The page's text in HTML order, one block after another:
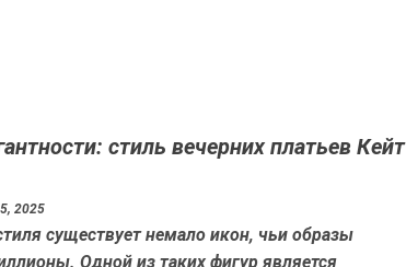
стиль вечерних платьев Кейт
2025
существует немало икон, чьи образы
Одной из таких фигур является